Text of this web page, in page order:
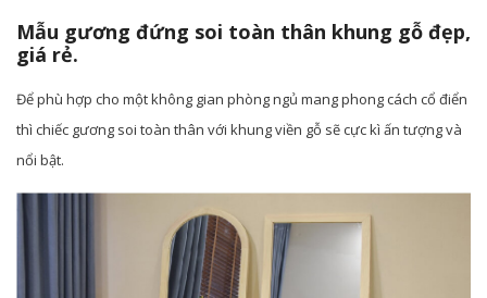
Mẫu gương đứng soi toàn thân khung gỗ đẹp,
giá rẻ.
Để phù hợp cho một không gian phòng ngủ mang phong cách cổ điển
thì chiếc gương soi toàn thân với khung viền gỗ sẽ cực kì ấn tượng và
nổi bật.